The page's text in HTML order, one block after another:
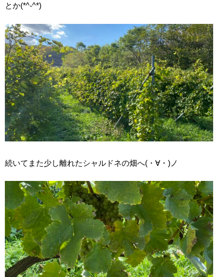
とか(*^-^*)
続いてまた少し離れたシャルドネの畑へ(・∀・)ノ